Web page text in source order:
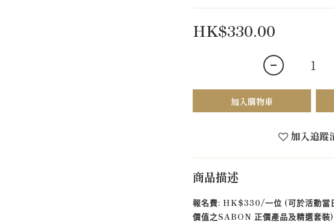
HK$330.00
加入購物車
加入追蹤
商品描述
報名費: HK$330/一位 (可於活動當
價值之SABON 正價產品及精選套裝)